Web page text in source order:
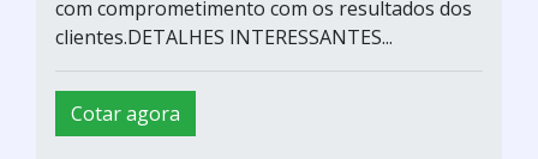
com comprometimento com os resultados dos
clientes.DETALHES INTERESSANTES...
Cotar agora